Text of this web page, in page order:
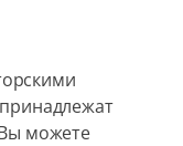
можете